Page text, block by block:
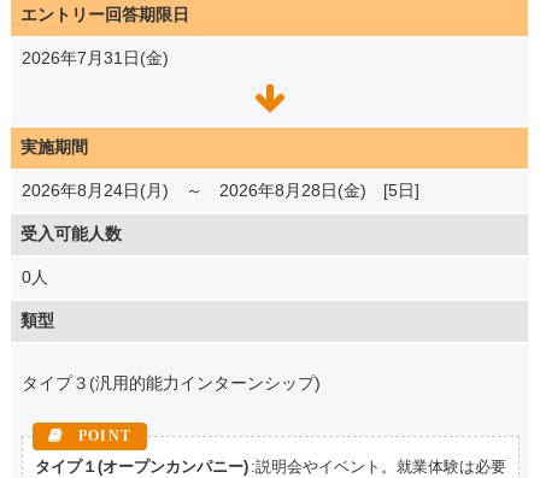
エントリー回答期限日
2026年7月31日(金)
実施期間
2026年8月24日(月) ～ 2026年8月28日(金) [5日]
受入可能人数
0人
類型
タイプ３(汎用的能力インターンシップ)
タイプ１(オープンカンパニー) :説明会やイベント。就業体験は必要